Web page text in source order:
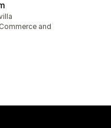
and